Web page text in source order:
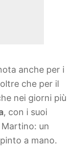
anche per i
che per il
nei giorni più
, con i suoi
Martino: un
a mano.